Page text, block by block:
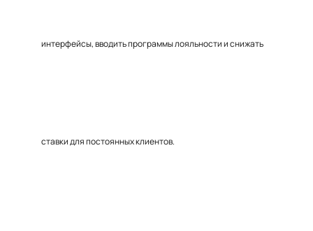
интерфейсы, вводить программы лояльности и снижать
ставки для постоянных клиентов.